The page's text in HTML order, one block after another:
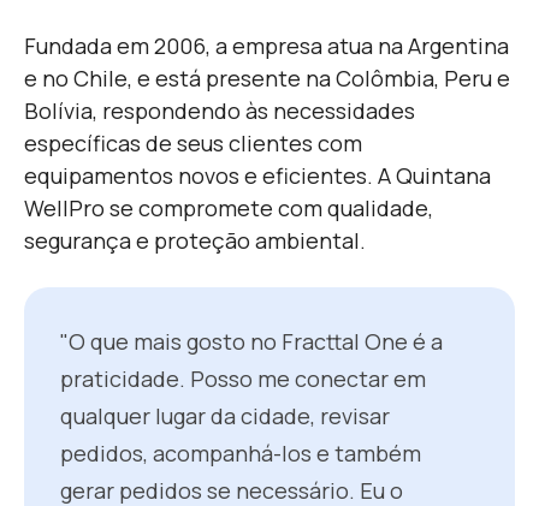
Fundada em 2006, a empresa atua na Argentina
e no Chile, e está presente na Colômbia, Peru e
Bolívia, respondendo às necessidades
específicas de seus clientes com
equipamentos novos e eficientes. A Quintana
WellPro se compromete com qualidade,
segurança e proteção ambiental.
"O que mais gosto no Fracttal One é a
praticidade. Posso me conectar em
qualquer lugar da cidade, revisar
pedidos, acompanhá-los e também
gerar pedidos se necessário. Eu o